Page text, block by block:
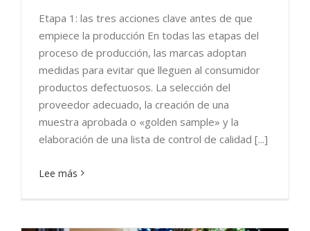
Etapa 1: las tres acciones clave antes de que
empiece la producción En todas las etapas del
proceso de producción, las marcas adoptan
medidas para evitar que lleguen al consumidor
productos defectuosos. La selección del
proveedor adecuado, la creación de una
muestra aprobada o «golden sample» y la
elaboración de una lista de control de calidad [...]
Lee más